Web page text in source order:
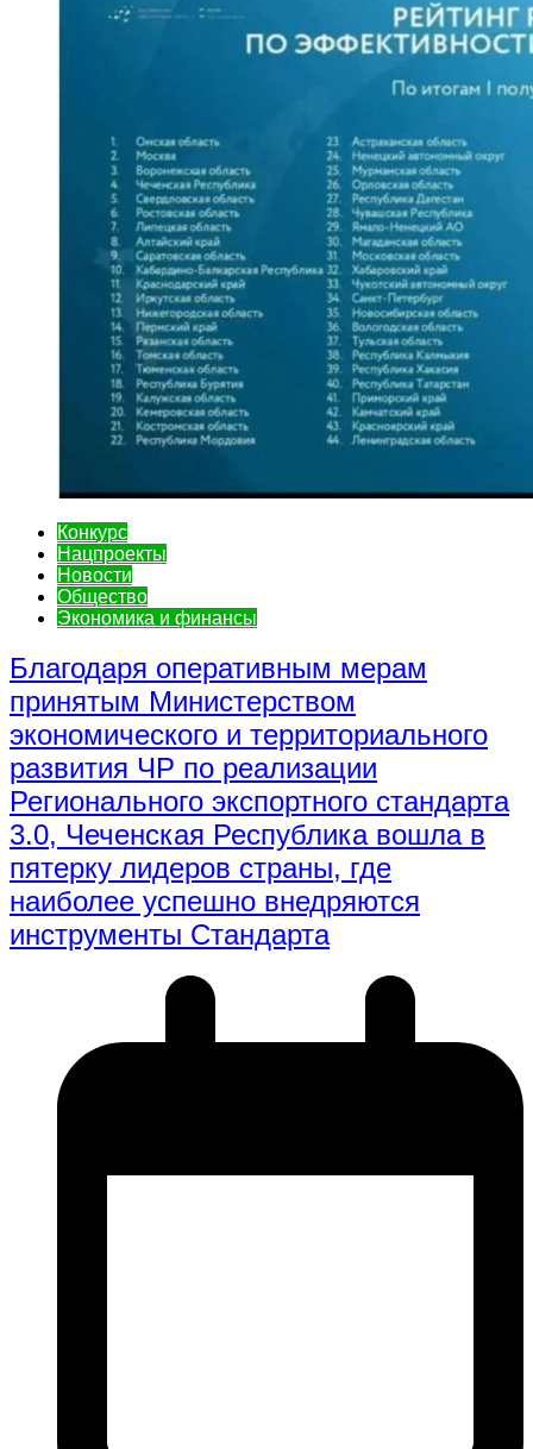
Конкурс
Нацпроекты
Новости
Общество
Экономика и финансы
Благодаря оперативным мерам
принятым Министерством
экономического и территориального
развития ЧР по реализации
Регионального экспортного стандарта
3.0, Чеченская Республика вошла в
пятерку лидеров страны, где
наиболее успешно внедряются
инструменты Стандарта